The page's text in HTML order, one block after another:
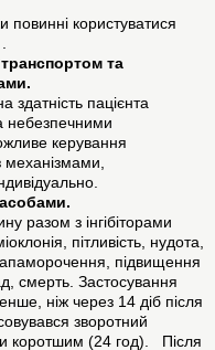
повинні користуватися
та
пацієнта
небезпечними
керування
механізмами,
разом з інгібіторами
пітливість, нудота,
підвищення
смерть. Застосування
ніж через 14 діб після
зворотний
коротшим (24 год). Після